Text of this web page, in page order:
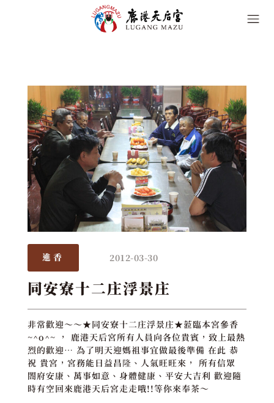
進香 2012-03-30
同安寮十二庄浮景庄
非常歡迎～～★同安寮十二庄浮景庄★蒞臨本宮參香
~^o^~ ， 鹿港天后宮所有人員向各位貴賓，致上最熱
烈的歡迎… 為了明天迎媽祖事宜做最後準備 在此 恭
祝 貴宮，宮務能日益昌隆、人氣旺旺來， 所有信眾
閤府安康、萬事如意、身體健康、平安大吉利 歡迎隨
時有空回來鹿港天后宮走走哦!!等你來奉茶～